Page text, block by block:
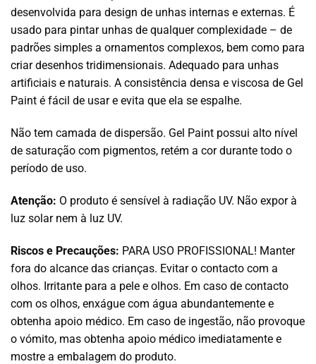
desenvolvida para design de unhas internas e externas. É
usado para pintar unhas de qualquer complexidade – de
padrões simples a ornamentos complexos, bem como para
criar desenhos tridimensionais. Adequado para unhas
artificiais e naturais. A consistência densa e viscosa de Gel
Paint é fácil de usar e evita que ela se espalhe.
Não tem camada de dispersão. Gel Paint possui alto nível
de saturação com pigmentos, retém a cor durante todo o
período de uso.
Atenção: O produto é sensível à radiação UV. Não expor à
luz solar nem à luz UV.
Riscos e Precauções: PARA USO PROFISSIONAL! Manter
fora do alcance das crianças. Evitar o contacto com a
olhos. Irritante para a pele e olhos. Em caso de contacto
com os olhos, enxágue com água abundantemente e
obtenha apoio médico. Em caso de ingestão, não provoque
o vómito, mas obtenha apoio médico imediatamente e
mostre a embalagem do produto.